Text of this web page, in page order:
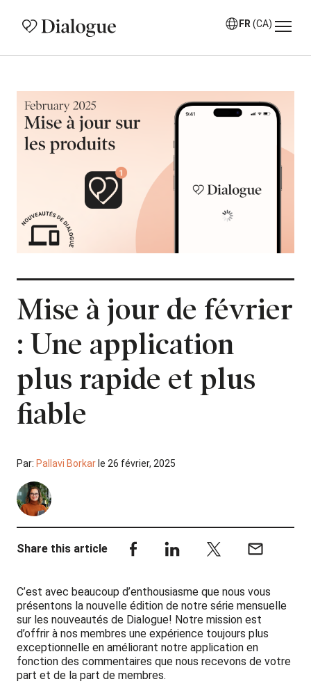
FR (CA)
Mise à jour de février
: Une application
plus rapide et plus
fiable
Par: Pallavi Borkar le 26 février, 2025
Share this article
C’est avec beaucoup d’enthousiasme que nous vous
présentons la nouvelle édition de notre série mensuelle
sur les nouveautés de Dialogue! Notre mission est
d’offrir à nos membres une expérience toujours plus
exceptionnelle en améliorant notre application en
fonction des commentaires que nous recevons de votre
part et de la part de membres.